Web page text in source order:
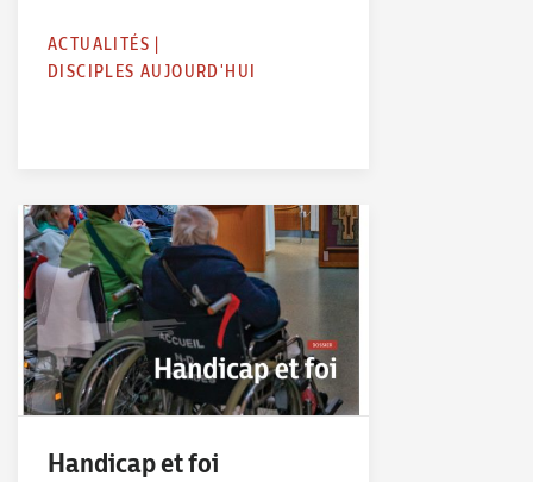
ACTUALITÉS |
DISCIPLES AUJOURD'HUI
Handicap et foi